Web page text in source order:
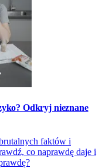
Odkryj nieznane
faktów i
co naprawdę daje i